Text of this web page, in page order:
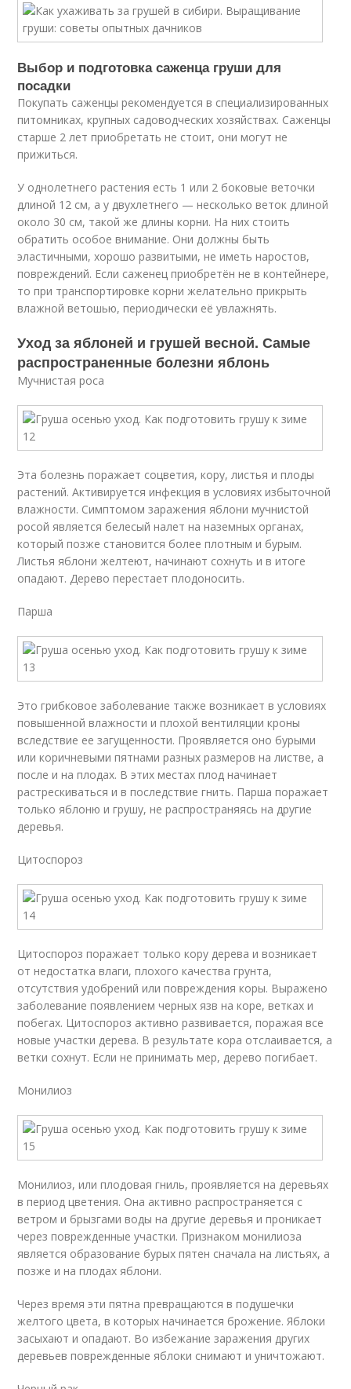
Выбор и подготовка саженца груши для
посадки
Покупать саженцы рекомендуется в специализированных
питомниках, крупных садоводческих хозяйствах. Саженцы
старше 2 лет приобретать не стоит, они могут не
прижиться.
У однолетнего растения есть 1 или 2 боковые веточки
длиной 12 см, а у двухлетнего — несколько веток длиной
около 30 см, такой же длины корни. На них стоить
обратить особое внимание. Они должны быть
эластичными, хорошо развитыми, не иметь наростов,
повреждений. Если саженец приобретён не в контейнере,
то при транспортировке корни желательно прикрыть
влажной ветошью, периодически её увлажнять.
Уход за яблоней и грушей весной. Самые
распространенные болезни яблонь
Мучнистая роса
Эта болезнь поражает соцветия, кору, листья и плоды
растений. Активируется инфекция в условиях избыточной
влажности. Симптомом заражения яблони мучнистой
росой является белесый налет на наземных органах,
который позже становится более плотным и бурым.
Листья яблони желтеют, начинают сохнуть и в итоге
опадают. Дерево перестает плодоносить.
Парша
Это грибковое заболевание также возникает в условиях
повышенной влажности и плохой вентиляции кроны
вследствие ее загущенности. Проявляется оно бурыми
или коричневыми пятнами разных размеров на листве, а
после и на плодах. В этих местах плод начинает
растрескиваться и в последствие гнить. Парша поражает
только яблоню и грушу, не распространяясь на другие
деревья.
Цитоспороз
Цитоспороз поражает только кору дерева и возникает
от недостатка влаги, плохого качества грунта,
отсутствия удобрений или повреждения коры. Выражено
заболевание появлением черных язв на коре, ветках и
побегах. Цитоспороз активно развивается, поражая все
новые участки дерева. В результате кора отслаивается, а
ветки сохнут. Если не принимать мер, дерево погибает.
Монилиоз
Монилиоз, или плодовая гниль, проявляется на деревьях
в период цветения. Она активно распространяется с
ветром и брызгами воды на другие деревья и проникает
через поврежденные участки. Признаком монилиоза
является образование бурых пятен сначала на листьях, а
позже и на плодах яблони.
Через время эти пятна превращаются в подушечки
желтого цвета, в которых начинается брожение. Яблоки
засыхают и опадают. Во избежание заражения других
деревьев поврежденные яблоки снимают и уничтожают.